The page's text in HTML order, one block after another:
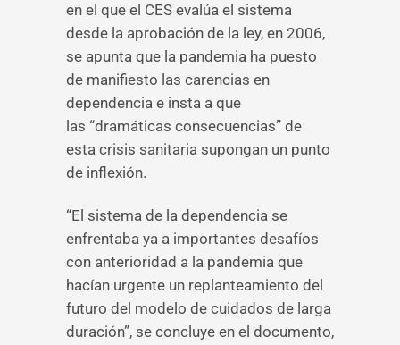
en el que el CES evalúa el sistema
desde la aprobación de la ley, en 2006,
se apunta que la pandemia ha puesto
de manifiesto las carencias en
dependencia e insta a que
las “dramáticas consecuencias” de
esta crisis sanitaria supongan un punto
de inflexión.
“El sistema de la dependencia se
enfrentaba ya a importantes desafíos
con anterioridad a la pandemia que
hacían urgente un replanteamiento del
futuro del modelo de cuidados de larga
duración”, se concluye en el documento,